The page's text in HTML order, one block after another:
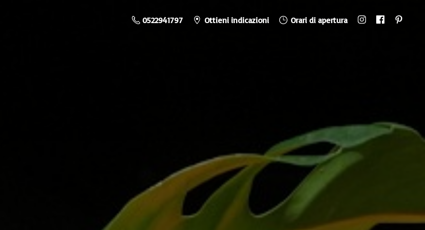
0522941797 Ottieni indicazioni Orari di apertura